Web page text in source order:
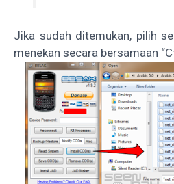
Jika sudah ditemukan, pilih
menekan secara bersamaan